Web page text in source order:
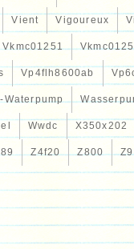
Vient Vigoureux
Vkmc01251
Vp4flh8600ab
Waterpump
Wwdc X350x202
Z4f20 Z800